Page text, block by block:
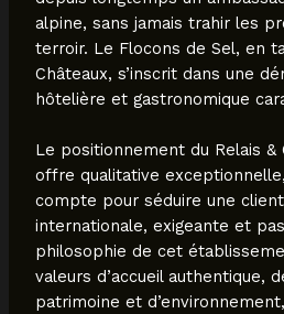
alpine, sans jamais trahir les
terroir. Le Flocons de Sel, en
Châteaux, s’inscrit dans une
hôtelière et gastronomique
Le positionnement du Relais &
offre qualitative
compte pour séduire une
internationale, exigeante et
philosophie de cet
valeurs d’accueil authentique,
patrimoine et